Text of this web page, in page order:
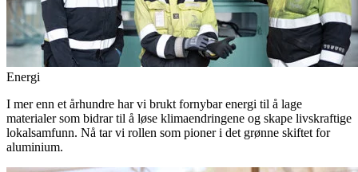
Energi
I mer enn et århundre har vi brukt fornybar energi til å lage
materialer som bidrar til å løse klimaendringene og skape livskraftige
lokalsamfunn. Nå tar vi rollen som pioner i det grønne skiftet for
aluminium.